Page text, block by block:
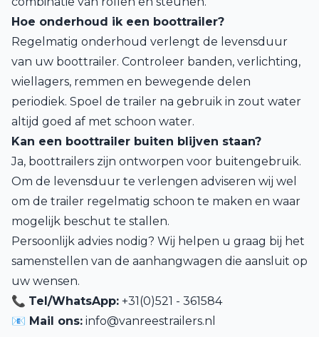
Hoe onderhoud ik een boottrailer?
Regelmatig onderhoud verlengt de levensduur
van uw boottrailer. Controleer banden, verlichting,
wiellagers, remmen en bewegende delen
periodiek. Spoel de trailer na gebruik in zout water
altijd goed af met schoon water.
Kan een boottrailer buiten blijven staan?
Ja, boottrailers zijn ontworpen voor buitengebruik.
Om de levensduur te verlengen adviseren wij wel
om de trailer regelmatig schoon te maken en waar
mogelijk beschut te stallen.
Persoonlijk advies nodig? Wij helpen u graag bij het
samenstellen van de aanhangwagen die aansluit op
uw wensen.
📞 Tel/WhatsApp: +31(0)521 - 361584
📧 Mail ons: info@vanreestrailers.nl